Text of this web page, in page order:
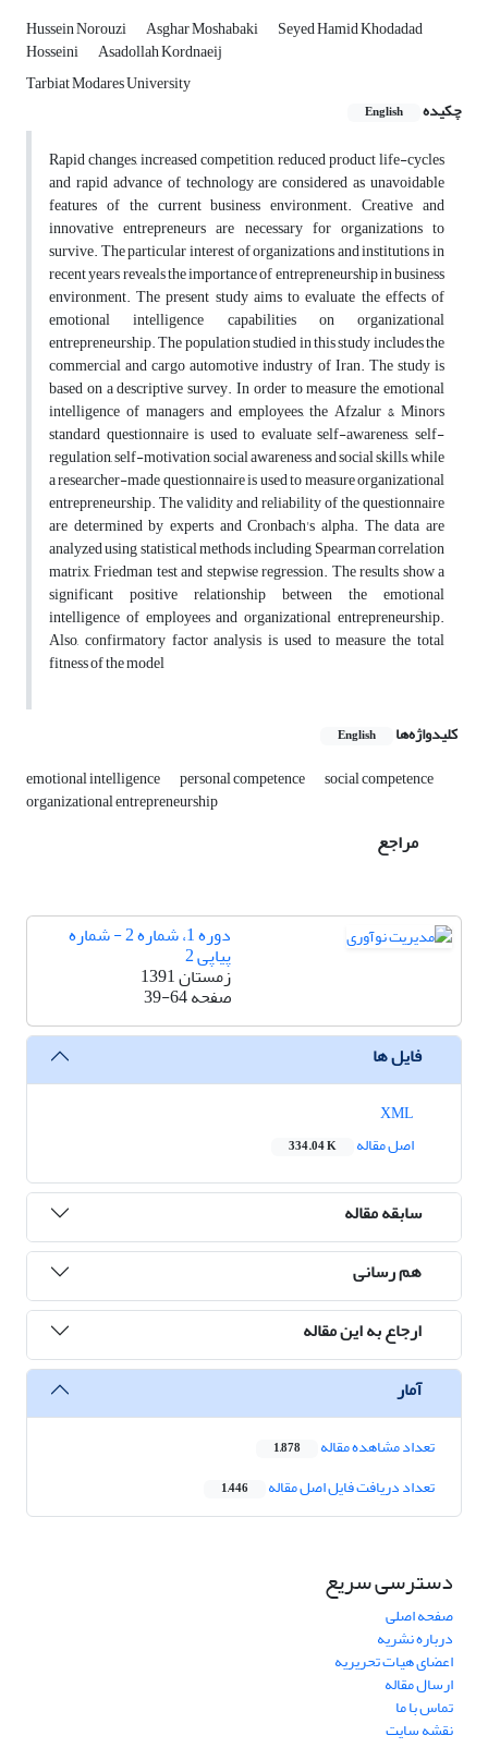
Hussein Norouzi Asghar Moshabaki Seyed Hamid Khodadad
Hosseini
Asadollah Kordnaeij
Tarbiat Modares University
چکیده
English
Rapid changes, increased competition, reduced product life-cycles
and rapid advance of technology are considered as unavoidable
features of the current business environment. Creative and
innovative entrepreneurs are necessary for organizations to
survive. The particular interest of organizations and institutions in
recent years reveals the importance of entrepreneurship in business
environment. The present study aims to evaluate the effects of
emotional intelligence capabilities on organizational
entrepreneurship. The population studied in this study includes the
commercial and cargo automotive industry of Iran. The study is
based on a descriptive survey. In order to measure the emotional
intelligence of managers and employees, the Afzalur & Minors
standard questionnaire is used to evaluate self-awareness, self-
regulation, self-motivation, social awareness and social skills, while
a researcher-made questionnaire is used to measure organizational
entrepreneurship. The validity and reliability of the questionnaire
are determined by experts and Cronbach's alpha. The data are
analyzed using statistical methods, including Spearman correlation
matrix, Friedman test and stepwise regression. The results show a
significant positive relationship between the emotional
intelligence of employees and organizational entrepreneurship.
Also, confirmatory factor analysis is used to measure the total
fitness of the model
کلیدواژه‌ها English
emotional intelligence personal competence social competence
organizational entrepreneurship
مراجع
دوره 1، شماره 2 - شماره
پیاپی 2
زمستان 1391
صفحه39-64
فایل ها
اصل مقاله
334.04 K
سابقه مقاله
هم رسانی
ارجاع به این مقاله
آمار
تعداد مشاهده مقاله 1,878
تعداد دریافت فایل اصل مقاله 1,446
دسترسی سریع
صفحه اصلی
درباره نشریه
اعضای هیات تحریریه
ارسال مقاله
تماس با ما
نقشه سایت